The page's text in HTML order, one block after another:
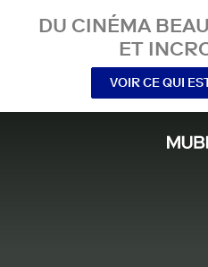
DU CINÉMA
ET
VOIR CE QUI